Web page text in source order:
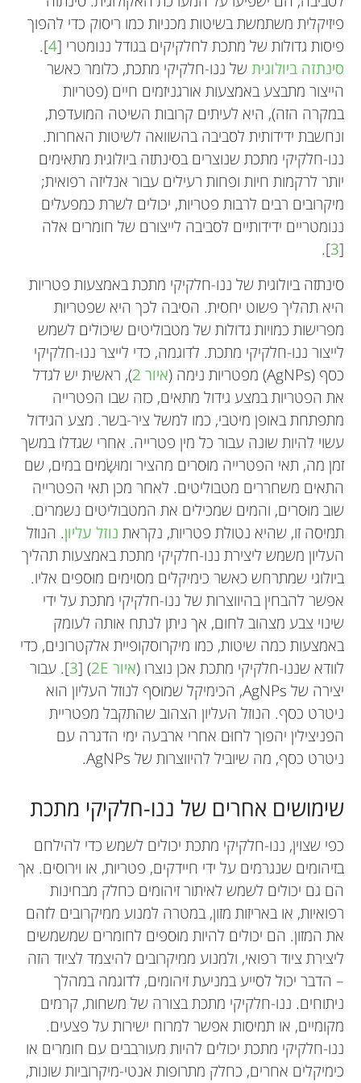
מומחים.
*
msimoes@must.edu.mo
פיזיקלית משתמשת בשיטות מכניות כמו ריסוק כדי להפוך
פיסות גדולות של מתכת לחלקיקים בגודל ננומטרי [4
].
סינתזה ביולוגיתשל ננו-חלקיקי מתכת, כלומר כאשר
הייצור מתבצע באמצעות אורגניזמים חיים (פטריות
במקרה הזה), היא לעיתים קרובות השיטה המועדפת,
ונחשבת ידידותית לסביבה בהשוואה לשיטות האחרות.
ננו-חלקיקי מתכת שנוצרים בסינתזה ביולוגית מתאימים
יותר לרקמות חיות ופחות רעילים עבור אנליזה רפואית;
מיקרובים רבים לרבות פטריות, יכולים לשרת כמפעלים
ננומטריים ידידותיים לסביבה לייצורם של חומרים אלה
[
3
].
סינתזה ביולוגית של ננו-חלקיקי מתכת באמצעות פטריות
היא תהליך פשוט יחסית. הסיבה לכך היא שפטריות
מפרישות כמויות גדולות של מטבוליטים שיכולים לשמש
לייצור ננו-חלקיקי מתכת. לדוגמה, כדי לייצר ננו-חלקיקי
כסף (AgNPs) מפטריות נימה (
איור 2 ), ראשית יש לגדל
את הפטריות במצע גידול מתאים, כזה שבו הפטרייה
מתפתחת באופן מיטבי, כמו למשל ציר-בשר. מצע הגידול
עשוי להיות שונה עבור כל מין פטרייה. אחרי שגדלו במשך
זמן מה, תאי הפטרייה מוּסרים מהציר ומוּשָׂמים במים, שם
התאים משחררים מטבוליטים. לאחר מכן תאי הפטרייה
שוב מוּסרים, והמים שמכילים את המטבוליטים נשמרים.
תמיסה זו, שהיא נטולת פטריות, נקראת נוזל עליון. הנוזל
העליון משמש ליצירת ננו-חלקיקי מתכת באמצעות תהליך
ביולוגי שמתרחש כאשר כימיקלים מסוימים מוּספים אליו.
אפשר להבחין בהיווצרות של ננו-חלקיקי מתכת על ידי
שינוי צבע מצהוב לחום, אך ניתן לנתח אותה לעומק
באמצעות כמה שיטות, כמו מיקרוסקופיית אלקטרונים, כדי
לוודא שננו-חלקיקי מתכת אכן נוצרו (איור 2E ) [
3]. עבור
יצירה של AgNPs, הכימיקל שמוּסף לנוזל העליון הוא
ניטרט כסף. הנוזל העליון הצהוב שהתקבל מפטריית
הפניצילין יהפוך לחוּם אחרי ארבעה ימי הדגרה עם
ניטרט כסף, מה שיוביל להיווצרות של AgNPs.
שימושים אחרים של ננו-חלקיקי מתכת
כפי שצוין, ננו-חלקיקי מתכת יכולים לשמש כדי להילחם
בזיהומים שנגרמים על ידי חיידקים, פטריות, או וירוסים. אך
הם גם יכולים לשמש לאיתור זיהומים כחלק מבחינות
רפואיות, או באריזות מזון, במטרה למנוע ממיקרובים לזהם
את המזון. הם יכולים להיות מוּספים לחומרים שמשמשים
ליצירת ציוד רפואי, ולמנוע ממיקרובים להיצמד לציוד הזה
– הדבר יכול לסייע במניעת זיהומים, לדוגמה במהלך
ניתוחים. ננו-חלקיקי מתכת בצורה של משחות, קרמים
מקומיים, או תמיסות אפשר למרוח ישירות על פצעים.
ננו-חלקיקי מתכת יכולים להיות מעורבבים עם חומרים או
כימיקלים אחרים, כחלק מתרופות אנטי-מיקרוביות שונות,